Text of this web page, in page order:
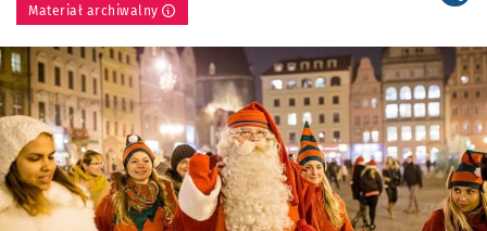
Materiał archiwalny
Kliknij, aby powiększyć